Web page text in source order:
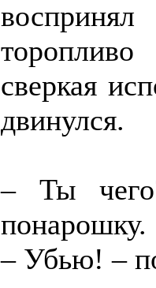
сверкая
двинулся.
– Ты
понарошку.
– Убью! –